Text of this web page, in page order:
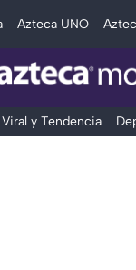
Azteca UNO
Viral y Tendencia